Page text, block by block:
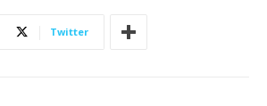
Twitter